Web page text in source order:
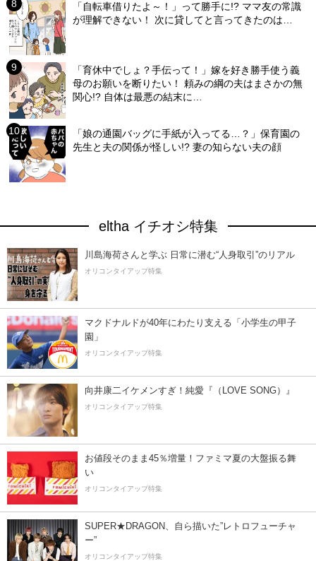
「自転車借りたよ～！」って勝手に!? ママ友の常識
が理解できない！ 次に貸してと言ってきたのは…
「育休中でしょ？手伝って！」嫁を好き勝手使う義
母のお願いを断りたい！ 頼みの綱の夫はまさかの無
関心!? 自体は最悪の結末に…
「娘の通園バッグに手紙が入ってる…？」保育園の
先生と夫の関係が怪しい!? 妻の知らない夫の顔
eltha イチオシ特集
川島海荷さんと学ぶ 日常に潜む“人身取引”のリアル
オリコンタイアップ特集
マクドナルドが40年にわたり支える「小学生の甲子
園」
オリコンタイアップ特集
向井康二イケメンすぎ！純愛『（LOVE SONG）』
オリコンタイアップ特集
お値段そのまま45％増量！ファミマ夏の大盤振る舞
い
オリコンタイアップ特集
SUPER★DRAGON、自ら描いた”レトロフューチャ
ー”
オリコンタイアップ特集